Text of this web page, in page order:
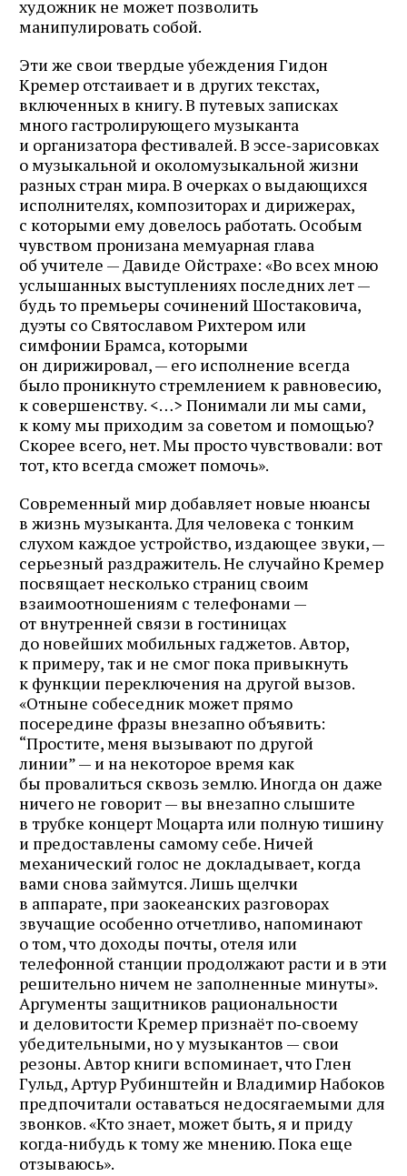
художник не может позволить
манипулировать собой.
Эти же свои твердые убеждения Гидон
Кремер отстаивает и в других текстах,
включенных в книгу. В путевых записках
много гастролирующего музыканта
и организатора фестивалей. В эссе‑зарисовках
о музыкальной и околомузыкальной жизни
разных стран мира. В очерках о выдающихся
исполнителях, композиторах и дирижерах,
с которыми ему довелось работать. Особым
чувством пронизана мемуарная глава
об учителе — Давиде Ойстрахе: «Во всех мною
услышанных выступлениях последних лет —
будь то премьеры сочинений Шостаковича,
дуэты со Святославом Рихтером или
симфонии Брамса, которыми
он дирижировал, — его исполнение всегда
было проникнуто стремлением к равновесию,
к совершенству. <…> Понимали ли мы сами,
к кому мы приходим за советом и помощью?
Скорее всего, нет. Мы просто чувствовали: вот
тот, кто всегда сможет помочь».
Современный мир добавляет новые нюансы
в жизнь музыканта. Для человека с тонким
слухом каждое устройство, издающее звуки, —
серьезный раздражитель. Не случайно Кремер
посвящает несколько страниц своим
взаимоотношениям с телефонами —
от внутренней связи в гостиницах
до новейших мобильных гаджетов. Автор,
к примеру, так и не смог пока привыкнуть
к функции переключения на другой вызов.
«Отныне собеседник может прямо
посередине фразы внезапно объявить:
“Простите, меня вызывают по другой
линии” — и на некоторое время как
бы провалиться сквозь землю. Иногда он даже
ничего не говорит — вы внезапно слышите
в трубке концерт Моцарта или полную тишину
и предоставлены самому себе. Ничей
механический голос не докладывает, когда
вами снова займутся. Лишь щелчки
в аппарате, при заокеанских разговорах
звучащие особенно отчетливо, напоминают
о том, что доходы почты, отеля или
телефонной станции продолжают расти и в эти
решительно ничем не заполненные минуты».
Аргументы защитников рациональности
и деловитости Кремер признаёт по‑своему
убедительными, но у музыкантов — свои
резоны. Автор книги вспоминает, что Глен
Гульд, Артур Рубинштейн и Владимир Набоков
предпочитали оставаться недосягаемыми для
звонков. «Кто знает, может быть, я и приду
когда‑нибудь к тому же мнению. Пока еще
отзываюсь».